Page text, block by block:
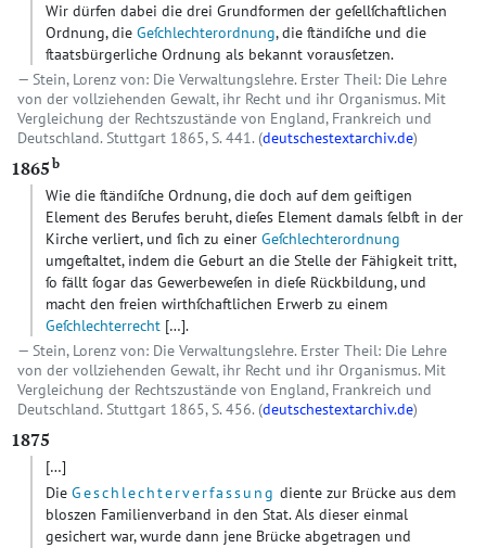
Wir dürfen dabei die drei Grundformen der geſellſchaftlichen
Ordnung, die Geſchlechterordnung, die ſtändiſche und die
ſtaatsbürgerliche Ordnung als bekannt vorausſetzen.
Stein, Lorenz von: Die Verwaltungslehre. Erster Theil: Die Lehre
von der vollziehenden Gewalt, ihr Recht und ihr Organismus. Mit
Vergleichung der Rechtszustände von England, Frankreich und
Deutschland. Stuttgart 1865, S. 441. (deutschestextarchiv.de)
1865 b
Wie die ſtändiſche Ordnung, die doch auf dem geiſtigen
Element des Berufes beruht, dieſes Element damals ſelbſt in der
Kirche verliert, und ſich zu einer Geſchlechterordnung
umgeſtaltet, indem die Geburt an die Stelle der Fähigkeit tritt,
ſo fällt ſogar das Gewerbeweſen in dieſe Rückbildung, und
macht den freien wirthſchaftlichen Erwerb zu einem
Geſchlechterrecht […].
Stein, Lorenz von: Die Verwaltungslehre. Erster Theil: Die Lehre
von der vollziehenden Gewalt, ihr Recht und ihr Organismus. Mit
Vergleichung der Rechtszustände von England, Frankreich und
Deutschland. Stuttgart 1865, S. 456. (deutschestextarchiv.de)
1875
[…]
Die Geschlechterverfassung diente zur Brücke aus dem
bloszen Familienverband in den Stat. Als dieser einmal
gesichert war, wurde dann jene Brücke abgetragen und